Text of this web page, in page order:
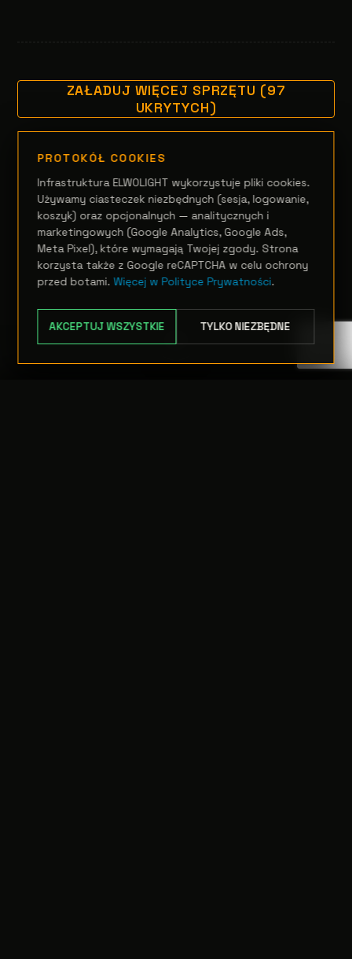
ZAŁADUJ WIĘCEJ SPRZĘTU (97
UKRYTYCH)
PROTOKÓŁ COOKIES
Infrastruktura ELWOLIGHT wykorzystuje pliki cookies.
Używamy ciasteczek niezbędnych (sesja, logowanie,
koszyk) oraz opcjonalnych — analitycznych i
marketingowych (Google Analytics, Google Ads,
Meta Pixel), które wymagają Twojej zgody. Strona
korzysta także z Google reCAPTCHA w celu ochrony
przed botami.Więcej w Polityce Prywatności.
AKCEPTUJ WSZYSTKIE TYLKO NIEZBĘDNE